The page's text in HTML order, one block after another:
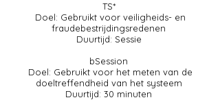
TS*
Doel: Gebruikt voor veiligheids- en
fraudebestrijdingsredenen
Duurtijd: Sessie
bSession
Doel: Gebruikt voor het meten van de
doeltreffendheid van het systeem
Duurtijd: 30 minuten